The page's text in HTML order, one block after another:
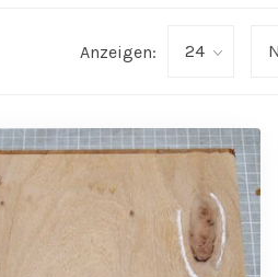
Anzeigen: